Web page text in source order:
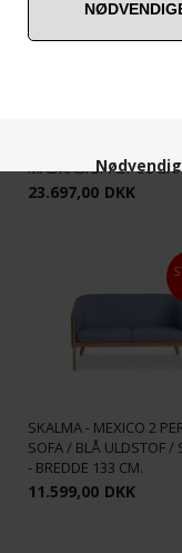
MADRAS/SPALT
23.697,00 DKK
SKALMA - MEXICO 2
SOFA / BLÅ ULDSTOF /
- BREDDE 133 CM.
11.599,00 DKK